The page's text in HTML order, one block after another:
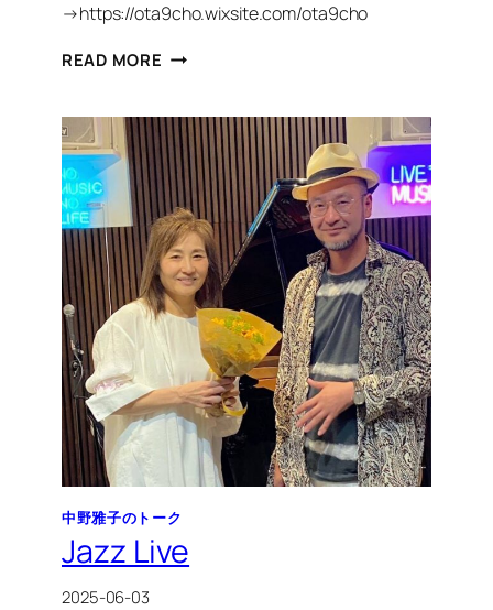
→https://ota9cho.wixsite.com/ota9cho
READ MORE MAKO’S
画
中野雅子のトーク
Jazz Live
2025-06-03